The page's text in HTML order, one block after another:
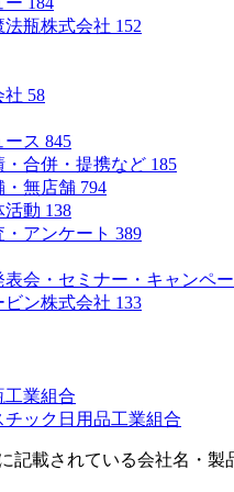
法瓶株式会社 152
社 58
ース 845
・合併・提携など 185
・無店舗 794
活動 138
アンケート 389
表会・セミナー・キャンペ
ビン株式会社 133
工業組合
チック日用品工業組合
記載されている会社名・